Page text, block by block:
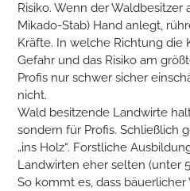
Risiko. Wenn der Waldbesitzer
Mikado-Stab) Hand anlegt,
Kräfte. In welche Richtung die
Gefahr und das Risiko am
Profis nur schwer sicher
nicht.
Wald besitzende Landwirte
sondern für Profis. Schließlich
„ins Holz“. Forstliche
Landwirten eher selten (unter
So kommt es, dass